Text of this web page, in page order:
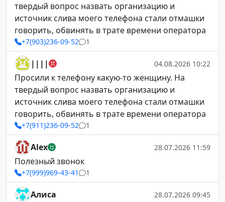
твердый вопрос назвать организацию и
источник слива моего телефона стали отмашки
говорить, обвинять в трате времени оператора
+7(903)236-09-52 1
|||| 04.08.2026 10:22
Просили к телефону какую-то женщину. На
твердый вопрос назвать организацию и
источник слива моего телефона стали отмашки
говорить, обвинять в трате времени оператора
+7(911)236-09-52 1
Alex 28.07.2026 11:59
Полезный звонок
+7(999)969-43-41 1
Алиса 28.07.2026 09:45